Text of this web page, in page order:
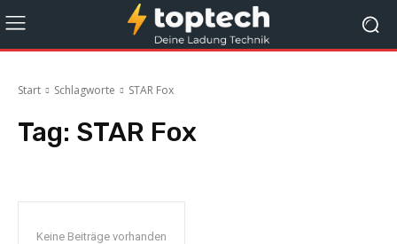
Start Schlagworte STAR Fox
Tag: STAR Fox
Keine Beiträge vorhanden